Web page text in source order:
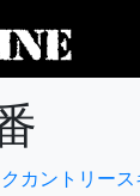
カントリー